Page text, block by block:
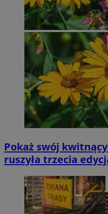
Pokaż swój
ruszyła trzecia